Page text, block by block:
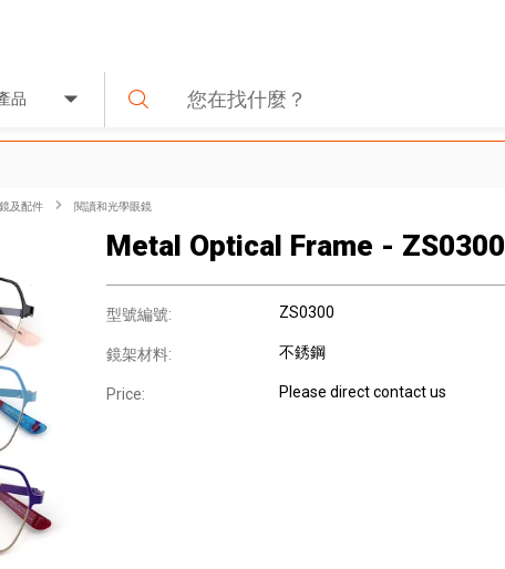
品
及配件 閱讀和光學眼鏡
Metal Optical Frame - ZS0300
型號編號: ZS0300
鏡架材料: 不銹鋼
Price: Please direct contact us